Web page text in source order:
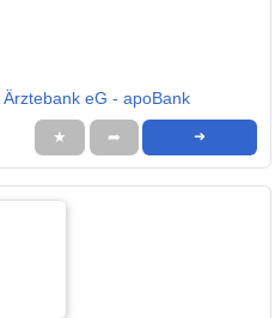
eG - apoBank
★ ➦ ➜